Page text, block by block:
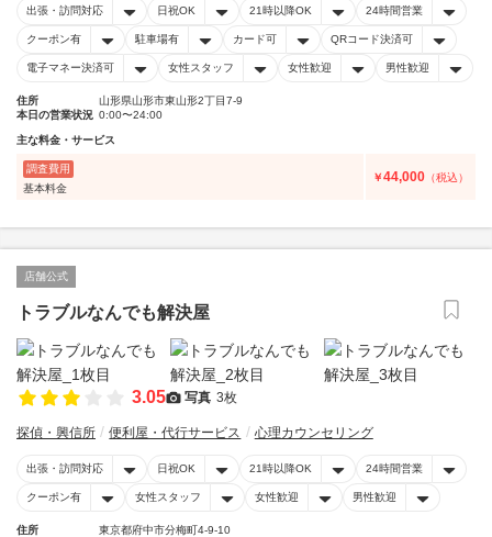
出張・訪問対応 日祝OK 21時以降OK 24時間営業
クーポン有 駐車場有 カード可 QRコード決済可
電子マネー決済可 女性スタッフ 女性歓迎 男性歓迎
住所
山形県山形市東山形2丁目7-9
本日の営業状況 0:00〜24:00
主な料金・サービス
調査費用
基本料金
￥44,000 （税込）
店舗公式
トラブルなんでも解決屋
3.05 写真 3枚
探偵・興信所 便利屋・代行サービス 心理カウンセリング
出張・訪問対応 日祝OK 21時以降OK 24時間営業
クーポン有 女性スタッフ 女性歓迎 男性歓迎
住所
東京都府中市分梅町4-9-10